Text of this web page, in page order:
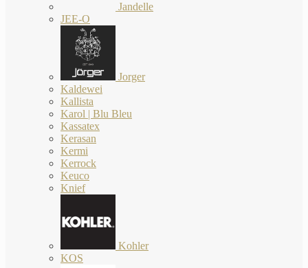
Jandelle
JEE-O
Jorger
Kaldewei
Kallista
Karol | Blu Bleu
Kassatex
Kerasan
Kermi
Kerrock
Keuco
Knief
Kohler
KOS